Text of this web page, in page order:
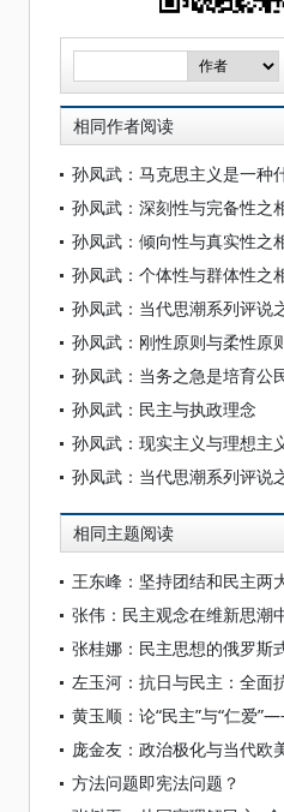
相同作者阅读
孙凤武：深刻性与完备性之
孙凤武：倾向性与真实性之
孙凤武：个体性与群体性之
孙凤武：当代思潮系列评说
孙凤武：刚性原则与柔性原
孙凤武：当务之急是培育公
孙凤武：民主与执政理念
孙凤武：现实主义与理想主
孙凤武：当代思潮系列评说
相同主题阅读
张伟：民主观念在维新思潮
庞金友：政治极化与当代欧
方法问题即宪法问题？